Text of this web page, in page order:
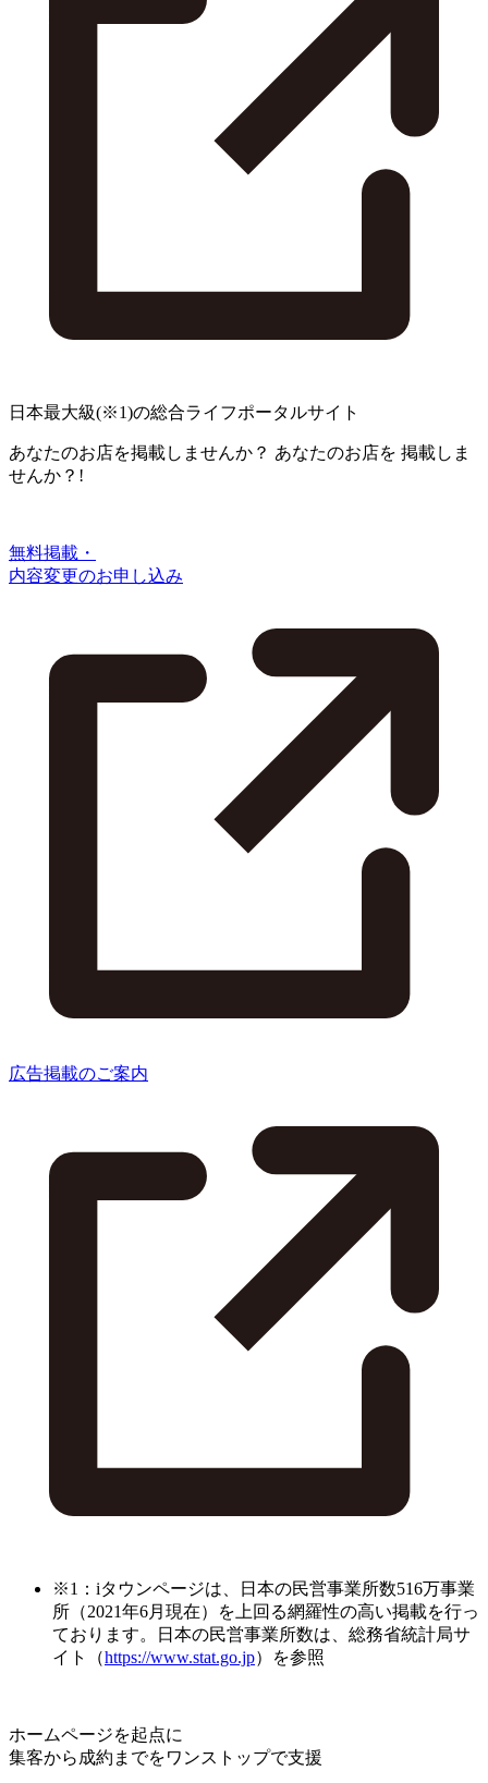
日本最大級(※1)の総合ライフポータルサイト
あなたのお店を掲載しませんか？ あなたのお店を 掲載しま
せんか？!
無料掲載・
内容変更のお申し込み
広告掲載のご案内
※1：iタウンページは、日本の民営事業所数516万事業
所（2021年6月現在）を上回る網羅性の高い掲載を行っ
ております。日本の民営事業所数は、総務省統計局サ
イト（https://www.stat.go.jp）を参照
ホームページを起点に
集客から成約までをワンストップで支援